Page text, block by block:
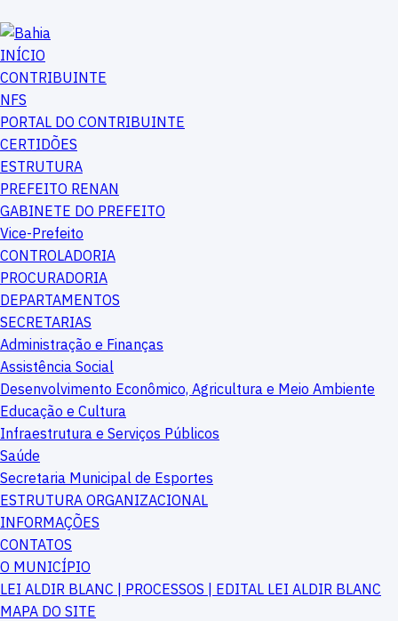
INÍCIO
CONTRIBUINTE
NFS
PORTAL DO CONTRIBUINTE
CERTIDÕES
ESTRUTURA
PREFEITO RENAN
GABINETE DO PREFEITO
Vice-Prefeito
CONTROLADORIA
PROCURADORIA
DEPARTAMENTOS
SECRETARIAS
Administração e Finanças
Assistência Social
Desenvolvimento Econômico, Agricultura e Meio Ambiente
Educação e Cultura
Infraestrutura e Serviços Públicos
Saúde
Secretaria Municipal de Esportes
ESTRUTURA ORGANIZACIONAL
INFORMAÇÕES
CONTATOS
O MUNICÍPIO
LEI ALDIR BLANC | PROCESSOS | EDITAL LEI ALDIR BLANC
MAPA DO SITE